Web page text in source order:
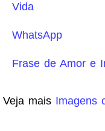
Vida
WhatsApp
Frase de Amor e
Veja mais Imagens